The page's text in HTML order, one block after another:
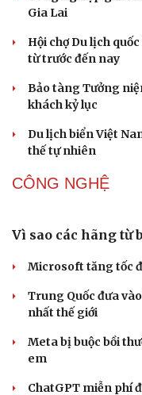
Văn hóa
Sân khấu - Điện ảnh
Văn học
Âm nhạc
Khai mạc Lễ hội
DU LỊCH
Nối đà tăng
khách quốc tế
Gia Lai
từ trước đến nay
Bảo tàng Tưởng
khách kỷ lục
Du lịch biển Việt
thế tự nhiên
CÔNG NGHỆ